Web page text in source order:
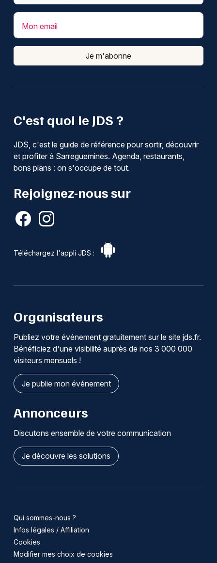
C'est quoi le JDS ?
JDS, c'est le guide de référence pour sortir, découvrir
et profiter à Sarreguemines. Agenda, restaurants,
bons plans : on s'occupe de tout.
Rejoignez-nous sur
Téléchargez l'appli JDS :
Mon email
Je m'abonne
Organisateurs
Publiez votre événement gratuitement sur le site jds.fr.
Bénéficiez d'une visibilité auprès de nos 3 000 000
visiteurs mensuels !
Je publie mon événement
Annonceurs
Discutons ensemble de votre communication
Je découvre les solutions
Qui sommes-nous ?
Infos légales / Affiliation
Cookies
Modifier mes choix de cookies